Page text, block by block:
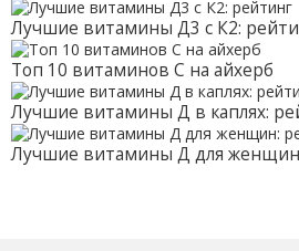
Лучшие витамины Д3 с К2:
Топ 10 витаминов С на айхерб
Лучшие витамины Д в каплях:
Лучшие витамины Д для